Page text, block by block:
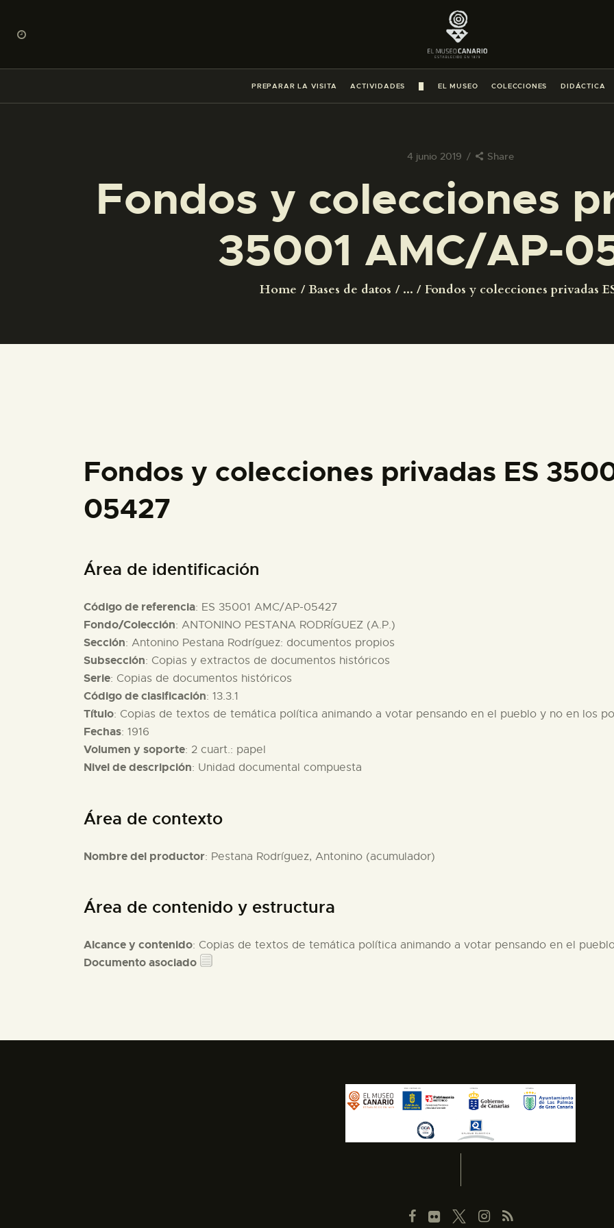
PREPARAR LA VISITA ACTIVIDADES EL MUSEO COLECCIONES DIDÁCTICA
4 junio 2019 Share
Fondos y colecciones
35001 AMC/AP-
Home Bases de datos ... Fondos y colecciones privadas
PREPARAR LA VISITA
ACTIVIDADES
█
COLECCIONES
DIDÁCTICA
ESPAÑOL
Fondos y colecciones privadas ES
05427
Área de identificación
Código de referencia: ES 35001 AMC/AP-05427
Fondo/Colección: ANTONINO PESTANA RODRÍGUEZ (A.P.)
Sección: Antonino Pestana Rodríguez: documentos propios
Subsección: Copias y extractos de documentos históricos
Serie: Copias de documentos históricos
Código de clasificación: 13.3.1
Título: Copias de textos de temática política animando a votar pensando en el pueblo y no en los
Fechas: 1916
Volumen y soporte: 2 cuart.: papel
Nivel de descripción: Unidad documental compuesta
Área de contexto
Nombre del productor: Pestana Rodríguez, Antonino (acumulador)
Área de contenido y estructura
Alcance y contenido: Copias de textos de temática política animando a votar pensando en el
Documento asociado